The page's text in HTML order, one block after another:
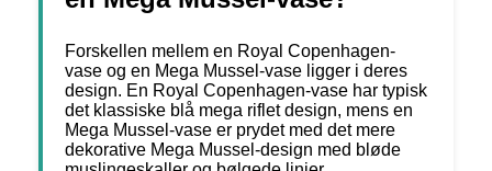
Forskellen mellem en Royal Copenhagen-
vase og en Mega Mussel-vase ligger i deres
design. En Royal Copenhagen-vase har typisk
det klassiske blå mega riflet design, mens en
Mega Mussel-vase er prydet med det mere
dekorative Mega Mussel-design med bløde